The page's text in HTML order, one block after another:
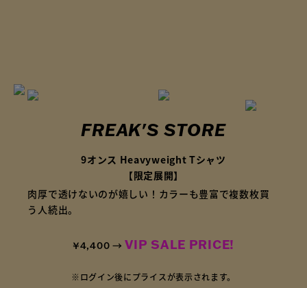
FREAK'S STORE
9オンス Heavyweight Tシャツ
【限定展開】
肉厚で透けないのが嬉しい！カラーも豊富で複数枚買
う人続出。
¥4,400 →VIP SALE PRICE!
※ログイン後にプライスが表示されます。